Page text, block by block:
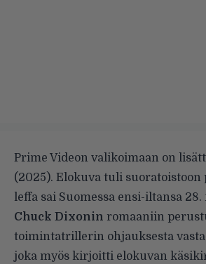
Prime Videon valikoimaan on
(2025). Elokuva tuli
leffa sai Suomessa ensi-iltansa
Chuck Dixonin romaaniin
toimintatrillerin ohjauksesta
joka myös kirjoitti elokuvan